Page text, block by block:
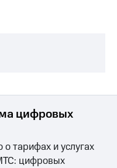
цифровых
о тарифах и услугах
цифровых